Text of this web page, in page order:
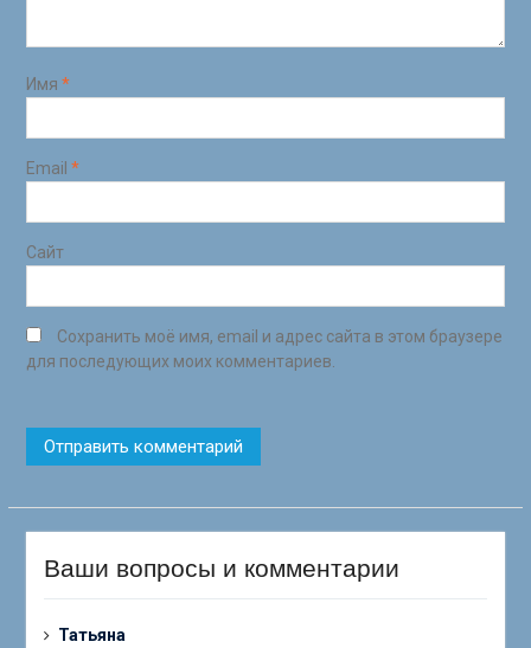
Имя *
Email *
Сайт
Сохранить моё имя, email и адрес сайта в этом браузере
для последующих моих комментариев.
Ваши вопросы и комментарии
Татьяна